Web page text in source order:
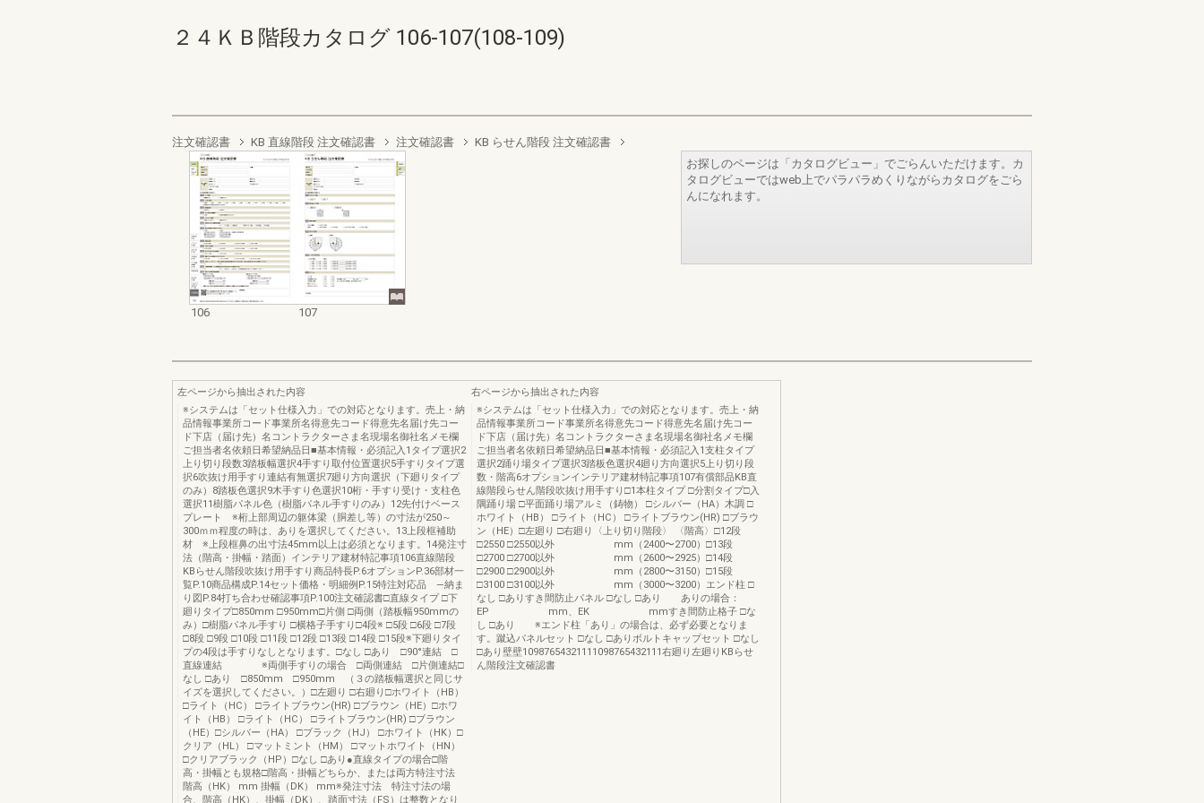
２４ＫＢ階段カタログ 106-107(108-109)
注文確認書 KB 直線階段 注文確認書 注文確認書 KB らせん階段 注文確認書
106 107
お探しのページは「カタログビュー」でごらんいただけます。カ
タログビューではweb上でパラパラめくりながらカタログをごら
んになれます。
左ページから抽出された内容
※システムは「セット仕様入力」での対応となります。売上・納
品情報事業所コード事業所名得意先コード得意先名届け先コー
ド下店（届け先）名コントラクターさま名現場名御社名メモ欄
ご担当者名依頼日希望納品日■基本情報・必須記入1タイプ選択2
上り切り段数3踏板幅選択4手すり取付位置選択5手すりタイプ選
択6吹抜け用手すり連結有無選択7廻り方向選択（下廻りタイプ
のみ）8踏板色選択9木手すり色選択10桁・手すり受け・支柱色
選択11樹脂パネル色（樹脂パネル手すりのみ）12先付けベース
プレート ※桁上部周辺の躯体梁（胴差し等）の寸法が250～
300ｍｍ程度の時は、ありを選択してください。13上段框補助
材 ※上段框鼻の出寸法45mm以上は必須となります。14発注寸
法（階高・掛幅・踏面）インテリア建材特記事項106直線階段
KBらせん階段吹抜け用手すり商品特長P.6オプションP.36部材一
覧P.10商品構成P.14セット価格・明細例P.15特注対応品 —納ま
り図P.84打ち合わせ確認事項P.100注文確認書□直線タイプ □下
廻りタイプ□850mm □950mm□片側 □両側（踏板幅950mmの
み）□樹脂パネル手すり □横格子手すり□4段※ □5段 □6段 □7段
□8段 □9段 □10段 □11段 □12段 □13段 □14段 □15段※下廻りタイ
プの4段は手すりなしとなります。□なし □あり □90°連結 □
直線連結 ※両側手すりの場合 □両側連結 □片側連結□
なし □あり □850mm □950mm （３の踏板幅選択と同じサ
イズを選択してください。）□左廻り □右廻り□ホワイト（HB）
□ライト（HC） □ライトブラウン(HR) □ブラウン（HE）□ホワ
イト（HB） □ライト（HC） □ライトブラウン(HR) □ブラウン
（HE）□シルバー（HA） □ブラック（HJ） □ホワイト（HK）□
クリア（HL） □マットミント（HM） □マットホワイト（HN）
□クリアブラック（HP）□なし □あり●直線タイプの場合□階
高・掛幅とも規格□階高・掛幅どちらか、または両方特注寸法
階高（HK） mm 掛幅（DK） mm※発注寸法 特注寸法の場
合、階高（HK）、掛幅（DK）、踏面寸法（FS）は整数となり
右ページから抽出された内容
※システムは「セット仕様入力」での対応となります。売上・納
品情報事業所コード事業所名得意先コード得意先名届け先コー
ド下店（届け先）名コントラクターさま名現場名御社名メモ欄
ご担当者名依頼日希望納品日■基本情報・必須記入1支柱タイプ
選択2踊り場タイプ選択3踏板色選択4廻り方向選択5上り切り段
数・階高6オプションインテリア建材特記事項107有償部品KB直
線階段らせん階段吹抜け用手すり□1本柱タイプ □分割タイプ□入
隅踊り場 □平面踊り場アルミ（鋳物） □シルバー（HA）木調 □
ホワイト（HB） □ライト（HC） □ライトブラウン(HR) □ブラウ
ン（HE）□左廻り □右廻り〈上り切り階段〉 〈階高〉□12段
□2550 □2550以外 mm（2400〜2700）□13段
□2700 □2700以外 mm（2600〜2925）□14段
□2900 □2900以外 mm（2800〜3150）□15段
□3100 □3100以外 mm（3000〜3200）エンド柱 □
なし □ありすき間防止パネル □なし □あり ありの場合：
EP mm、EK mmすき間防止格子 □な
し □あり ※エンド柱「あり」の場合は、必ず必要となりま
す。蹴込パネルセット □なし □ありボルトキャップセット □なし
□あり壁壁10987654321111098765432111右廻り左廻りKBらせ
ん階段注文確認書